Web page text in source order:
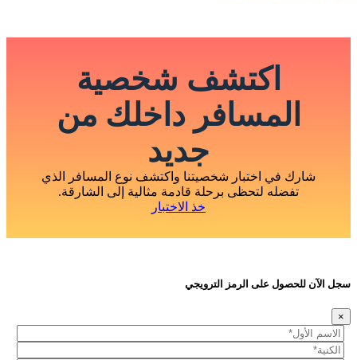
اكتشف شخصية
المسافر داخلك من
جديد
شارك في اختبار شخصيتنا واكتشف نوع المسافر الذي
تفضله لتحظى برحلة قادمة مثالية إلى الشارقة.
خذ الاختبار
سجل الآن للحصول على الرمز الترويجي
×